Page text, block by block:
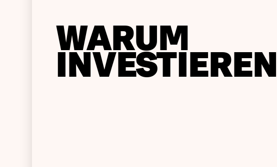
WARUM
INVESTIEREN